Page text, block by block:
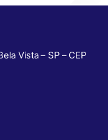
Vista – SP – CEP